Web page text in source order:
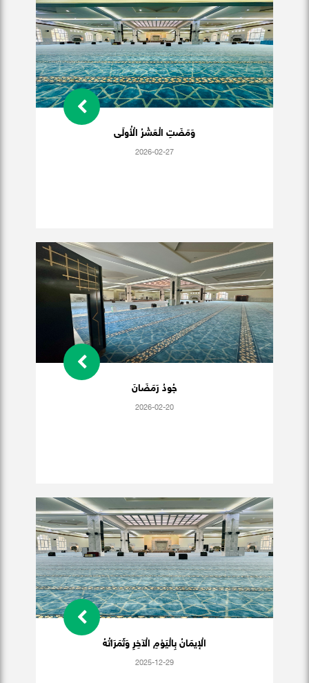
وَمَضَتِ الْعَشْرُ الْأُولَى
2026-02-27
جُودُ رَمَضَانَ
2026-02-20
الْإيمَانُ بِالْيَوْمِ الْآخِرِ وَثَمَرَاتُهُ
2025-12-29